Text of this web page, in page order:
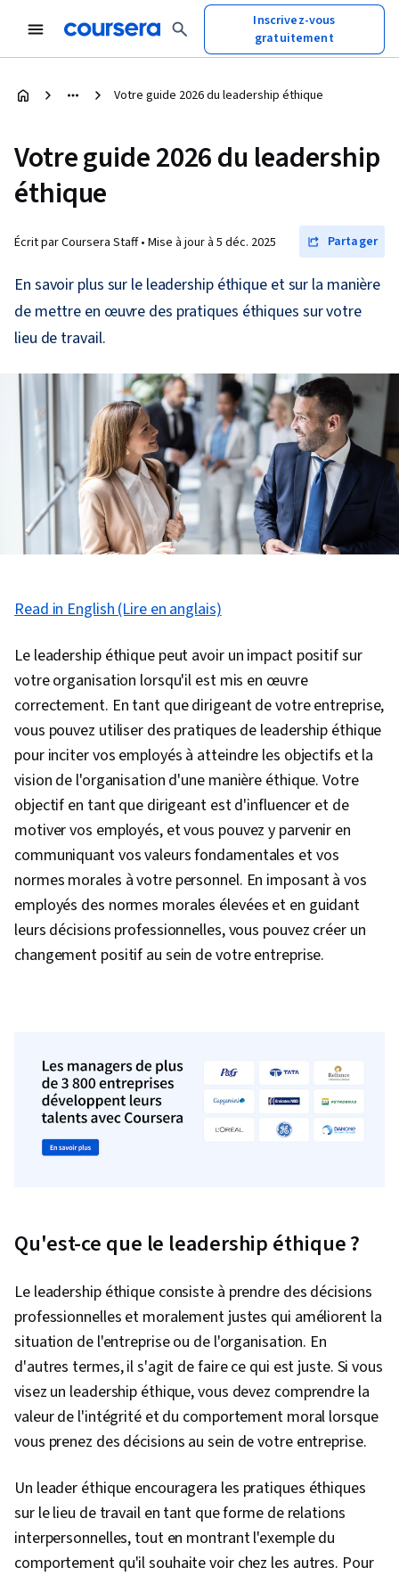
Inscrivez-vous
gratuitement
Votre guide 2026 du leadership éthique
Votre guide 2026 du leadership
éthique
Écrit par Coursera Staff • Mise à jour à 5 déc. 2025 Partager
En savoir plus sur le leadership éthique et sur la manière
de mettre en œuvre des pratiques éthiques sur votre
lieu de travail.
Read in English (Lire en anglais)
Le leadership éthique peut avoir un impact positif sur
votre organisation lorsqu'il est mis en œuvre
correctement. En tant que dirigeant de votre entreprise,
vous pouvez utiliser des pratiques de leadership éthique
pour inciter vos employés à atteindre les objectifs et la
vision de l'organisation d'une manière éthique. Votre
objectif en tant que dirigeant est d'influencer et de
motiver vos employés, et vous pouvez y parvenir en
communiquant vos valeurs fondamentales et vos
normes morales à votre personnel. En imposant à vos
employés des normes morales élevées et en guidant
leurs décisions professionnelles, vous pouvez créer un
changement positif au sein de votre entreprise.
Qu'est-ce que le leadership éthique ?
Le leadership éthique consiste à prendre des décisions
professionnelles et moralement justes qui améliorent la
situation de l'entreprise ou de l'organisation. En
d'autres termes, il s'agit de faire ce qui est juste. Si vous
visez un leadership éthique, vous devez comprendre la
valeur de l'intégrité et du comportement moral lorsque
vous prenez des décisions au sein de votre entreprise.
Un leader éthique encouragera les pratiques éthiques
sur le lieu de travail en tant que forme de relations
interpersonnelles, tout en montrant l'exemple du
comportement qu'il souhaite voir chez les autres. Pour